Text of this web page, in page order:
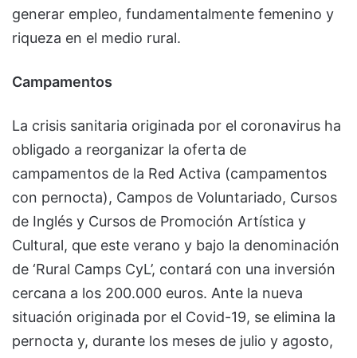
generar empleo, fundamentalmente femenino y
riqueza en el medio rural.
Campamentos
La crisis sanitaria originada por el coronavirus ha
obligado a reorganizar la oferta de
campamentos de la Red Activa (campamentos
con pernocta), Campos de Voluntariado, Cursos
de Inglés y Cursos de Promoción Artística y
Cultural, que este verano y bajo la denominación
de ‘Rural Camps CyL’, contará con una inversión
cercana a los 200.000 euros. Ante la nueva
situación originada por el Covid-19, se elimina la
pernocta y, durante los meses de julio y agosto,